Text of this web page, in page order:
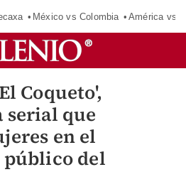
México vs Colombia América vs
Coqueto',
que
en el
del